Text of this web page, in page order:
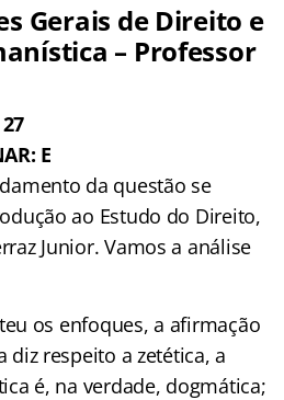
Gerais de Direito e
– Professor
E
da questão se
ao Estudo do Direito,
Junior. Vamos a análise
os enfoques, a afirmação
diz respeito a zetética, a
é, na verdade, dogmática;